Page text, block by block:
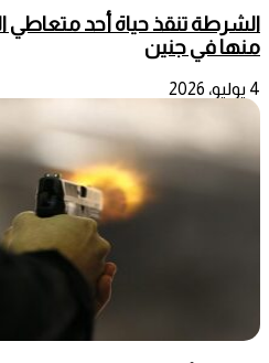
الشرطة تنقذ حياة أحد متعاطي
منها في جنين
4 يوليو، 2026